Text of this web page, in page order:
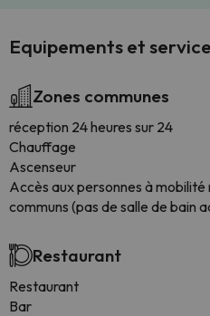
Equipements et
Zones communes
réception 24 heures sur 24
Chauffage
Ascenseur
Accès aux personnes à
communs (pas de salle de bain
Restaurant
Restaurant
Bar